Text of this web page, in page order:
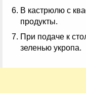
В кастрюлю с
продукты.
При подаче к
зеленью укропа.